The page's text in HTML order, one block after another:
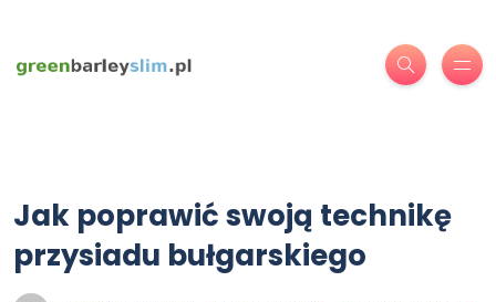
Jak poprawić swoją technikę
przysiadu bułgarskiego